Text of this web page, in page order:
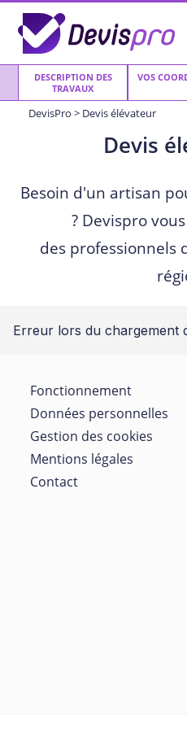
content
DESCRIPTION DES
TRAVAUX
VOS
DevisPro > Devis élévateur
Devis
Besoin d'un artisan
? Devispro
des professionnels
Erreur lors du chargement
Fonctionnement
Données personnelles
Gestion des cookies
Mentions légales
Contact